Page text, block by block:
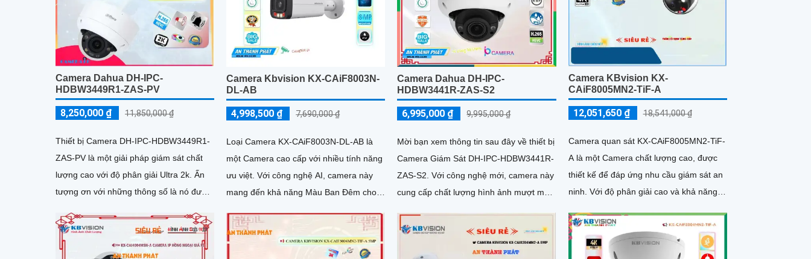
Camera Dahua DH-IPC-
HDBW3449R1-ZAS-PV
8,250,000 ₫ 11,850,000 ₫
Thiết bị Camera DH-IPC-HDBW3449R1-
ZAS-PV là một giải pháp giám sát chất
lượng cao với độ phân giải Ultra 2k. Ấn
tượng ơn với những thông số là nó được
Camera Kbvision KX-CAiF8003N-
DL-AB
4,998,500 ₫ 7,690,000 ₫
Loại Camera KX-CAiF8003N-DL-AB là
một Camera cao cấp với nhiều tính năng
ưu việt. Với công nghệ AI, camera này
mang đến khả năng Màu Ban Đêm cho
Camera Dahua DH-IPC-
HDBW3441R-ZAS-S2
6,995,000 ₫ 9,995,000 ₫
Mời bạn xem thông tin sau đây về thiết bị
Camera Giám Sát DH-IPC-HDBW3441R-
ZAS-S2. Với công nghệ mới, camera này
cung cấp chất lượng hình ảnh mượt mà
Camera KBvision KX-
CAiF8005MN2-TiF-A
12,051,650 ₫ 18,541,000 ₫
Camera quan sát KX-CAiF8005MN2-TiF-
A là một Camera chất lượng cao, được
thiết kế để đáp ứng nhu cầu giám sát an
ninh. Với độ phân giải cao và khả năng
sát rõ nét và chi tiết trong mọi điều kiện
ánh sáng